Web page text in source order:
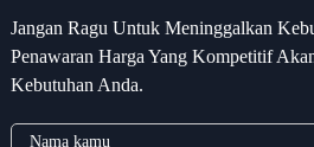
Jangan Ragu Untuk Meninggalkan
Penawaran Harga Yang Kompetitif
Kebutuhan Anda.